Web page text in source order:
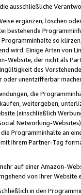
ausschließliche
ergänzen, löschen
bestehende
so
wird. Einige Arten von
Website, der nicht als
des
oder unentzifferbar
die
weitergeben,
(einschließlich
Networking-
Programminhalte an
Ihrem Partner-Tag
auf einer Amazon-
von Ihrer
in den